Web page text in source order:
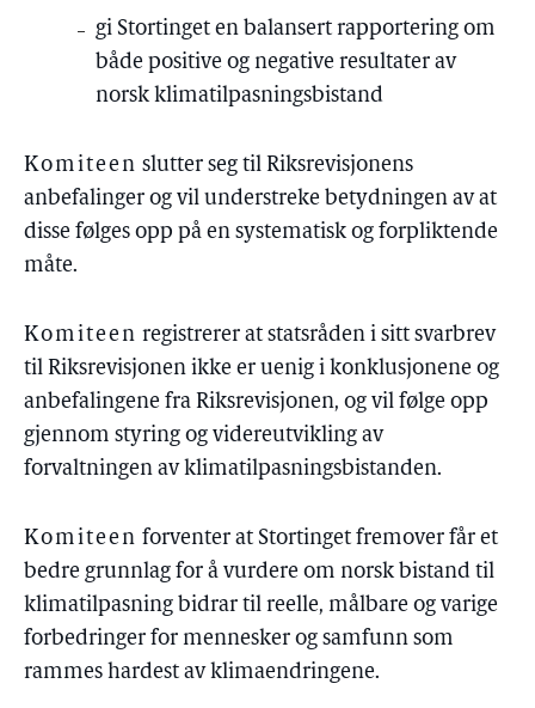
gi Stortinget en balansert rapportering om
både positive og negative resultater av
norsk klimatilpasningsbistand
Komiteen slutter seg til Riksrevisjonens
anbefalinger og vil understreke betydningen av at
disse følges opp på en systematisk og forpliktende
måte.
Komiteen registrerer at statsråden i sitt svarbrev
til Riksrevisjonen ikke er uenig i konklusjonene og
anbefalingene fra Riksrevisjonen, og vil følge opp
gjennom styring og videreutvikling av
forvaltningen av klimatilpasningsbistanden.
Komiteen forventer at Stortinget fremover får et
bedre grunnlag for å vurdere om norsk bistand til
klimatilpasning bidrar til reelle, målbare og varige
forbedringer for mennesker og samfunn som
rammes hardest av klimaendringene.